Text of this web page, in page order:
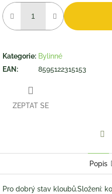
Kategorie: Bylinné
EAN : 8595122315153
ZEPTAT SE
Popis
Pro dobrý stav kloubů.Složení: